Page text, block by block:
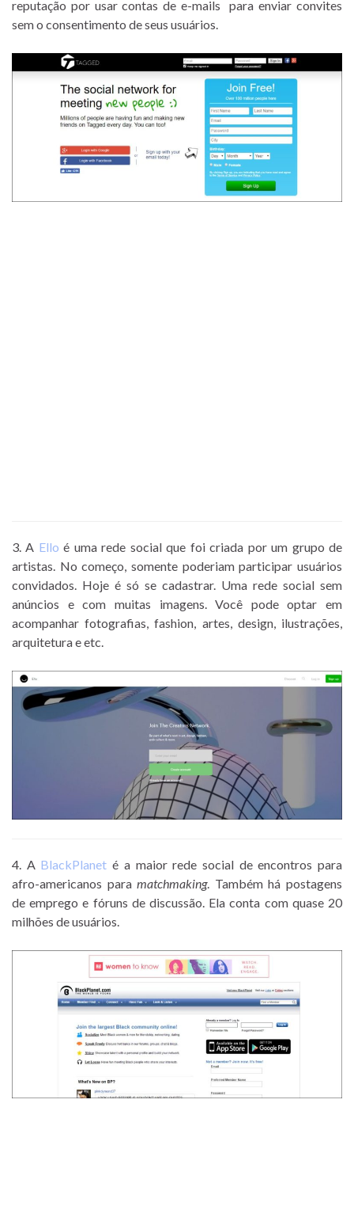
reputação por usar contas de e-mails para enviar convites
sem o consentimento de seus usuários.
3. A Elloé uma rede social que foi criada por um grupo de
artistas. No começo, somente poderiam participar usuários
convidados. Hoje é só se cadastrar. Uma rede social sem
anúncios e com muitas imagens. Você pode optar em
acompanhar fotografias, fashion, artes, design, ilustrações,
arquitetura e etc.
4. A BlackPlanet é a maior rede social de encontros para
afro-americanos paramatchmaking. Também há postagens
de emprego e fóruns de discussão. Ela conta com quase 20
milhões de usuários.